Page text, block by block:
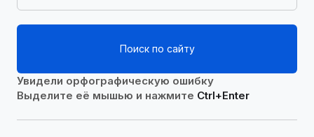
Поиск по сайту
Увидели орфографическую ошибку
Выделите её мышью и нажмите Ctrl+Enter